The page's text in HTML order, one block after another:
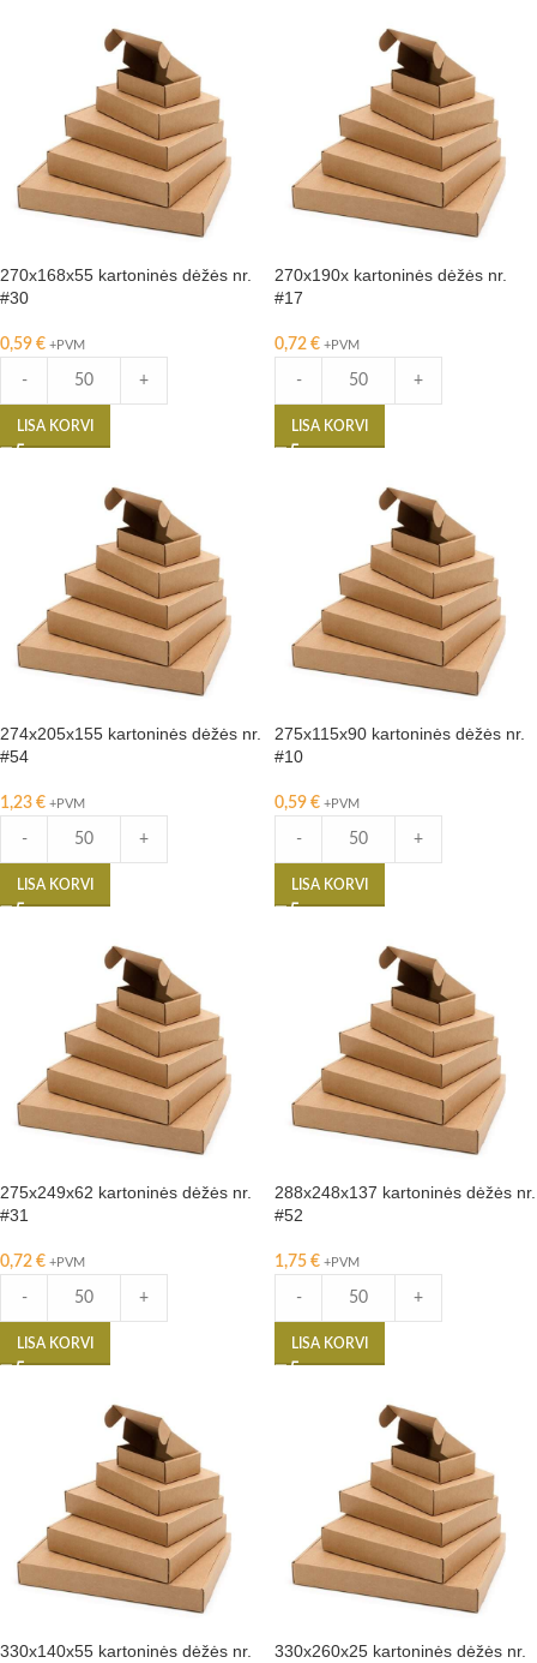
270x168x55 kartoninės dėžės nr.
#30
0,59 € +PVM
- +
LISA KORVI
270x190x kartoninės dėžės nr.
#17
0,72 € +PVM
- +
LISA KORVI
274x205x155 kartoninės dėžės nr.
#54
1,23 € +PVM
- +
LISA KORVI
275x115x90 kartoninės dėžės nr.
#10
0,59 € +PVM
- +
LISA KORVI
275x249x62 kartoninės dėžės nr.
#31
0,72 € +PVM
- +
LISA KORVI
288x248x137 kartoninės dėžės nr.
#52
1,75 € +PVM
- +
LISA KORVI
330x140x55 kartoninės dėžės nr.
330x260x25 kartoninės dėžės nr.